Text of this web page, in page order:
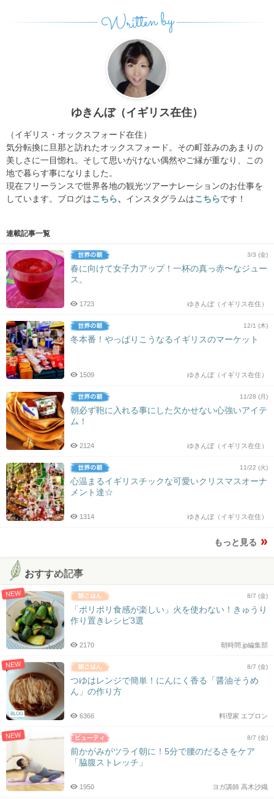
Written by
ゆきんぼ（イギリス在住）
（イギリス・オックスフォード在住）
気分転換に旦那と訪れたオックスフォード。その町並みのあまりの
美しさに一目惚れ。そして思いがけない偶然やご縁が重なり、この
地で暮らす事になりました。
現在フリーランスで世界各地の観光ツアーナレーションのお仕事を
しています。ブログはこちら、 インスタグラムはこちらです！
連載記事一覧
3/3 (金)
春に向けて女子力アップ！一杯の真っ赤〜なジュー
ス。
ゆきんぼ（イギリス在住）
1723
12/1 (木)
冬本番！やっぱりこうなるイギリスのマーケット
ゆきんぼ（イギリス在住）
1509
11/28 (月)
朝必ず鞄に入れる事にした欠かせない心強いアイテ
ム！
ゆきんぼ（イギリス在住）
2124
11/22 (火)
心温まるイギリスチックな可愛いクリスマスオーナ
メント達☆
ゆきんぼ（イギリス在住）
1314
もっと見る
おすすめ記事
NEW 8/7 (金)
「ポリポリ食感が楽しい」火を使わない！きゅうり
作り置きレシピ3選
朝時間.jp編集部
2170
NEW
BLOG
8/7 (金)
つゆはレンジで簡単！にんにく香る「醤油そうめ
ん」の作り方
料理家 エプロン
6366
NEW 8/7 (金)
前かがみがツライ朝に！5分で腰のだるさをケア
「脇腹ストレッチ」
ヨガ講師 高木沙織
1950